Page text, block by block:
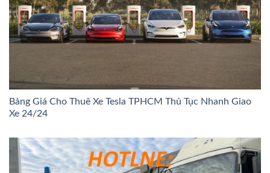
Bảng Giá Cho Thuê Xe Tesla TPHCM Thủ Tục Nhanh Giao
Xe 24/24